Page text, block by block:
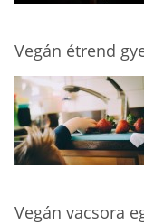
Vegán étrend
Vegán vacsora